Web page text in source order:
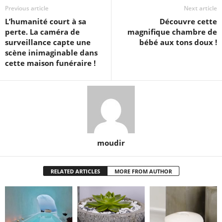
Previous article
L’humanité court à sa
perte. La caméra de
surveillance capte une
scène inimaginable dans
cette maison funéraire !
Next article
Découvre cette
magnifique chambre de
bébé aux tons doux !
moudir
RELATED ARTICLES MORE FROM AUTHOR